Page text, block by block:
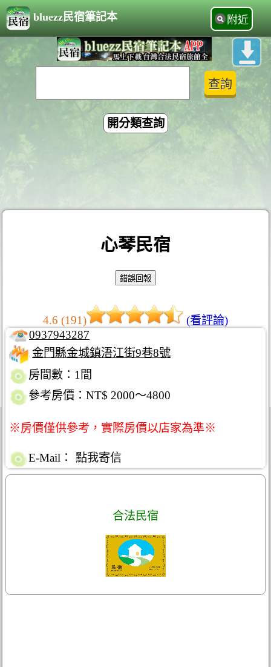
bluezz民宿筆記本 附近
開分類查詢
心琴民宿
4.6 (191)
(看評論)
0937943287
金門縣金城鎮浯江街9巷8號
房間數：1間
參考房價：NT$ 2000～4800
※房價僅供參考，實際房價以店家為準※
E-Mail： 點我寄信
合法民宿